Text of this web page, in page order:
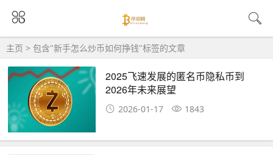
主页 > 包含"新手怎么炒币如何挣钱"标签的文章
2025飞速发展的匿名币隐私币到
2026年未来展望
2026-01-17 1843